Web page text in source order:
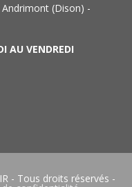
(Dison) -
AU VENDREDI
- Tous droits réservés -